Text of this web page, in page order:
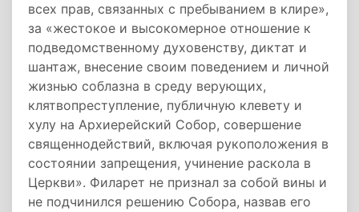
всех прав, связанных с пребыванием в клире»,
за «жестокое и высокомерное отношение к
подведомственному духовенству, диктат и
шантаж, внесение своим поведением и личной
жизнью соблазна в среду верующих,
клятвопреступление, публичную клевету и
хулу на Архиерейский Собор, совершение
священнодействий, включая рукоположения в
состоянии запрещения, учинение раскола в
Церкви». Филарет не признал за собой вины и
не подчинился решению Собора, назвав его